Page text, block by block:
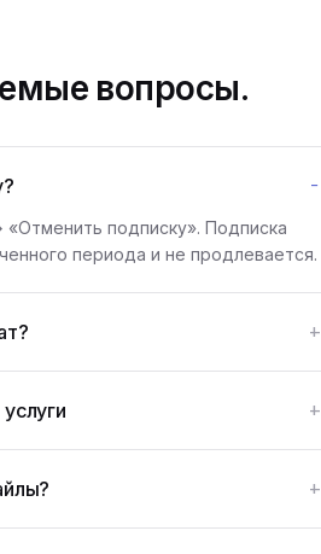
вопросы.
«Отменить подписку». Подписка
периода и не продлевается.